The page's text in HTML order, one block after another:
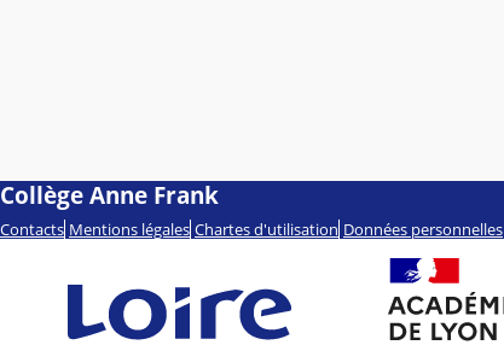
Collège Anne Frank
Contacts Mentions légales Chartes d'utilisation Données personnelles